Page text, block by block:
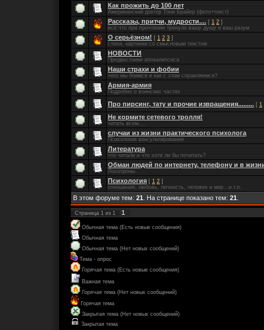
Как прожить до 100 лет
Американский доктор Тони Брайер (фото+текст)
Рассказы, притчи, мудрости.... [ 1 2 ]
всё что при прочтении тронуло вашу душу и ваш разум
О серьёзном! [ 1 2 3 ]
стихи, картинки со смысловым текстом
НОВОСТИ
Предвестники апокалипсиса
Наши страхи и фобии
чего мы боимся и как с этим справляемся?
Армия-армия
Подробно о воинских частях
Про пирсинг, тату и прочие извращения......... [ 1
Не кормите сетевого тролля!
читать всем....
случаи из жизни практического психолога
Психология консультирования
Литература
что читали и что хоте ли бы почитать?
Обман людей по интернету, телефону и в
Лохотроны
Психология [ 1 2 ]
отношения, любовь, личность, человек и мир...и.т.п.
В этом форуме тем: 21 . На странице показано тем: 21
Страница 1 из 1 1
Обычная тема (Есть новые сообщения)
Обычная тема
Обычная тема (Нет новых сообщений)
Тема - опрос
Горячая тема (Есть новые сообщения)
Важная тема
Горячая тема (Нет новых сообщений)
Горячая тема
Закрытая тема (Нет новых сообщений)
Закрытая тема